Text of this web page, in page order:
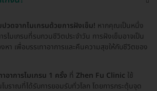
วดจากไมเกรนด้วยการฝังเข็ม! หากคุณเป็นหนึ่ง
ไมเกรนที่รบกวนชีวิตประจำวัน การฝังเข็มอาจเป็น
า เพื่อบรรเทาอาการและคืนความสุขให้กับชีวิตของ
อาการไมเกรน 1 ครั้ง ที่ Zhen Fu Clinic ใช้
บราณที่ได้รับการยอมรับทั่วโลก โดยการกระตุ้นจุด